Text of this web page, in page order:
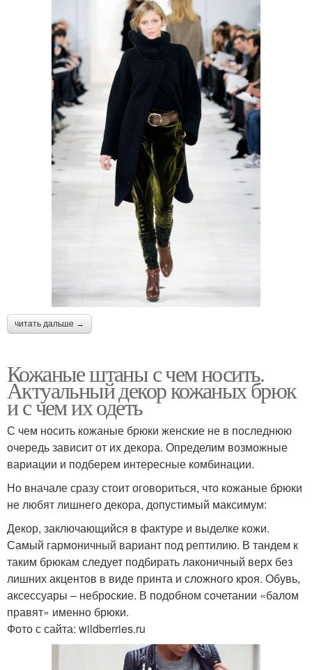
читать дальше →
Кожаные штаны с чем носить.
Актуальный декор кожаных брюк
и с чем их одеть
С чем носить кожаные брюки женские не в последнюю
очередь зависит от их декора. Определим возможные
вариации и подберем интересные комбинации.
Но вначале сразу стоит оговориться, что кожаные брюки
не любят лишнего декора, допустимый максимум:
Декор, заключающийся в фактуре и выделке кожи.
Самый гармоничный вариант под рептилию. В тандем к
таким брюкам следует подбирать лаконичный верх без
лишних акцентов в виде принта и сложного кроя. Обувь,
аксессуары – неброские. В подобном сочетании «балом
правят» именно брюки.
Фото с сайта: wildberries.ru